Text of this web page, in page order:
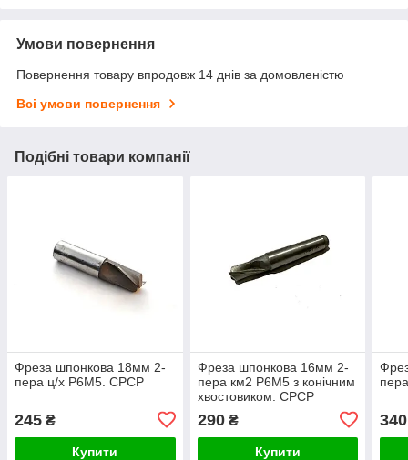
Умови повернення
Повернення товару впродовж 14 днів за домовленістю
Всі умови повернення
Подібні товари компанії
Фреза шпонкова 18мм 2-
пера ц/х Р6М5. СРСР
245 ₴
Купити
Фреза шпонкова 16мм 2-
пера км2 Р6М5 з конічним
хвостовиком. СРСР
290₴
Купити
340